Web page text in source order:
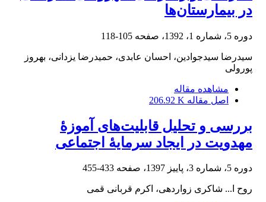
در بیمارستان‌ها
دوره 5، شماره 1، 1392، صفحه 105-118
سیدرضا سیدجوادین، احسان عابدی، حمیدرضا یزدانی، بهروز
پورولی
مشاهده مقاله
اصل مقاله 206.92 K
بررسی و تحلیل قابلیت‌های آموزۀ
مهدویت در ایجاد سرمایۀ اجتماعی
دوره 5، شماره 3، پاییز 1397، صفحه 433-455
روح ا... شاکری زواردهی، اکرم قربانی قمی